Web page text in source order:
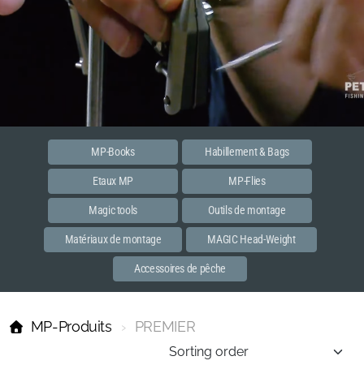
MP-Books Habillement & Bags
Etaux MP MP-Flies
Magic tools Outils de montage
Matériaux de montage MAGIC Head-Weight
Accessoires de pêche
MP-Produits PREMIER
MASTER
Habillements et bags
MP-Books
MP Flies